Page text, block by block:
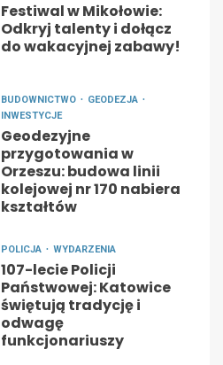
Festiwal w Mikołowie:
Odkryj talenty i dołącz
do wakacyjnej zabawy!
BUDOWNICTWO
GEODEZJA
INWESTYCJE
Geodezyjne
przygotowania w
Orzeszu: budowa linii
kolejowej nr 170 nabiera
kształtów
POLICJA WYDARZENIA
107-lecie Policji
Państwowej: Katowice
świętują tradycję i
odwagę
funkcjonariuszy